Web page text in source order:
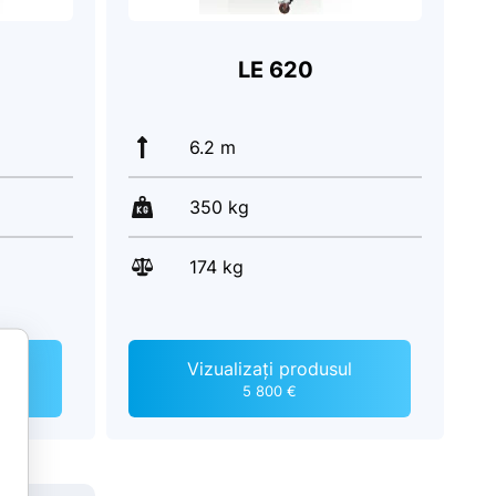
LE 620
6.2 m
350 kg
174 kg
Vizualizați produsul
5 800 €